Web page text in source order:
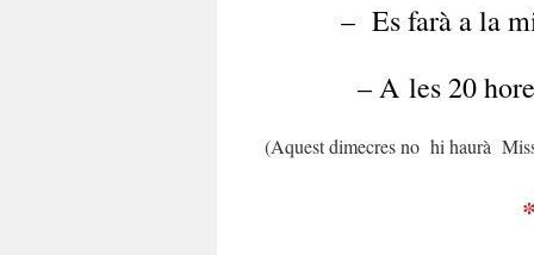
– Es farà a la
– A les 20 hores
(Aquest dimecres no hi haurà